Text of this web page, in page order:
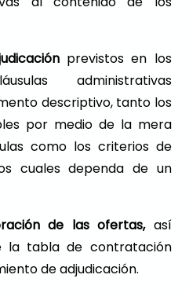
previstos en los
administrativas
descriptivo, tanto los
por medio de la mera
como los criterios de
cuales dependa de un
de las ofertas,así
la tabla de contratación
de adjudicación.